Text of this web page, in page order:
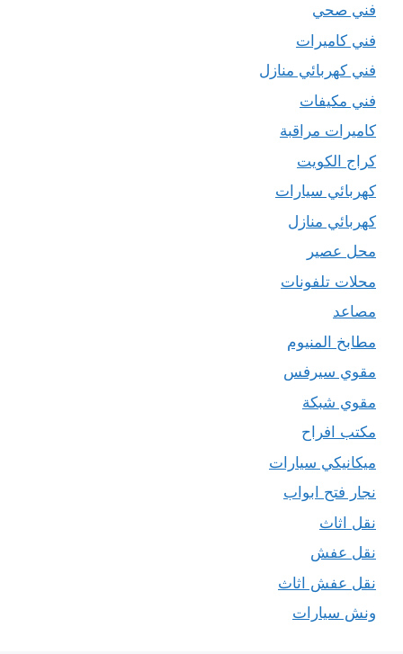
فني صحي
فني كاميرات
فني كهربائي منازل
فني مكيفات
كاميرات مراقبة
كراج الكويت
كهربائي سيارات
كهربائي منازل
محل عصير
محلات تلفونات
مصاعد
مطابخ المنيوم
مقوي سيرفس
مقوي شبكة
مكتب افراح
ميكانيكي سيارات
نجار فتح ابواب
نقل اثاث
نقل عفش
نقل عفش اثاث
ونش سيارات